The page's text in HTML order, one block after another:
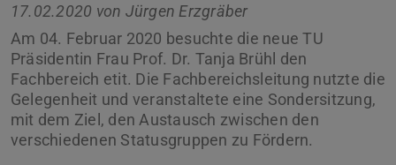
17.02.2020 von Jürgen Erzgräber
Am 04. Februar 2020 besuchte die neue TU
Präsidentin Frau Prof. Dr. Tanja Brühl den
Fachbereich etit. Die Fachbereichsleitung nutzte die
Gelegenheit und veranstaltete eine Sondersitzung,
mit dem Ziel, den Austausch zwischen den
verschiedenen Statusgruppen zu Fördern.